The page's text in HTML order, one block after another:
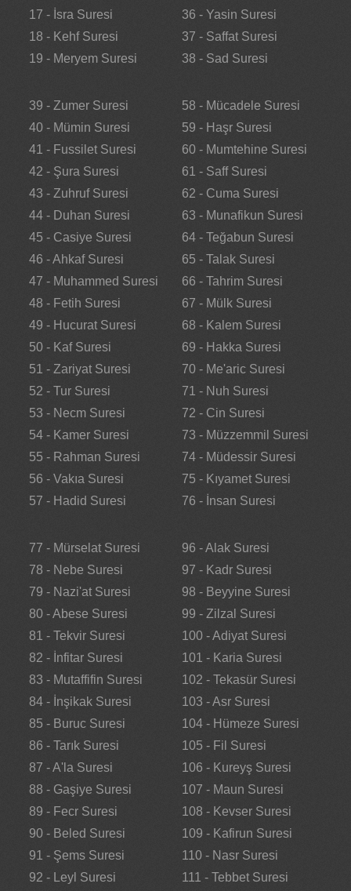
17 - İsra Suresi
18 - Kehf Suresi
19 - Meryem Suresi
36 - Yasin Suresi
37 - Saffat Suresi
38 - Sad Suresi
39 - Zumer Suresi
40 - Mümin Suresi
41 - Fussilet Suresi
42 - Şura Suresi
43 - Zuhruf Suresi
44 - Duhan Suresi
45 - Casiye Suresi
46 - Ahkaf Suresi
47 - Muhammed Suresi
48 - Fetih Suresi
49 - Hucurat Suresi
50 - Kaf Suresi
51 - Zariyat Suresi
52 - Tur Suresi
53 - Necm Suresi
54 - Kamer Suresi
55 - Rahman Suresi
56 - Vakıa Suresi
57 - Hadid Suresi
58 - Mücadele Suresi
59 - Haşr Suresi
60 - Mumtehine Suresi
61 - Saff Suresi
62 - Cuma Suresi
63 - Munafikun Suresi
64 - Teğabun Suresi
65 - Talak Suresi
66 - Tahrim Suresi
67 - Mülk Suresi
68 - Kalem Suresi
69 - Hakka Suresi
70 - Me'aric Suresi
71 - Nuh Suresi
72 - Cin Suresi
73 - Müzzemmil Suresi
74 - Müdessir Suresi
75 - Kıyamet Suresi
76 - İnsan Suresi
77 - Mürselat Suresi
78 - Nebe Suresi
79 - Nazi'at Suresi
80 - Abese Suresi
81 - Tekvir Suresi
82 - İnfitar Suresi
83 - Mutaffifin Suresi
84 - İnşikak Suresi
85 - Buruc Suresi
86 - Tarık Suresi
87 - A'la Suresi
88 - Gaşiye Suresi
89 - Fecr Suresi
90 - Beled Suresi
91 - Şems Suresi
92 - Leyl Suresi
96 - Alak Suresi
97 - Kadr Suresi
98 - Beyyine Suresi
99 - Zilzal Suresi
100 - Adiyat Suresi
101 - Karia Suresi
102 - Tekasür Suresi
103 - Asr Suresi
104 - Hümeze Suresi
105 - Fil Suresi
106 - Kureyş Suresi
107 - Maun Suresi
108 - Kevser Suresi
109 - Kafirun Suresi
110 - Nasr Suresi
111 - Tebbet Suresi